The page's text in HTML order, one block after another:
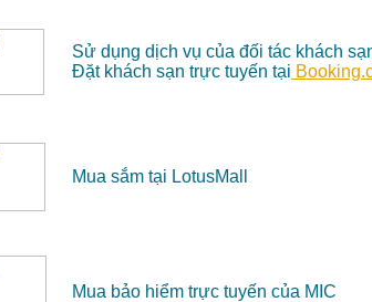
Sử dụng dịch vụ của đối tác khách
Đặt khách sạn trực tuyến tại
Mua sắm tại LotusMall
Mua bảo hiểm trực tuyến của MIC